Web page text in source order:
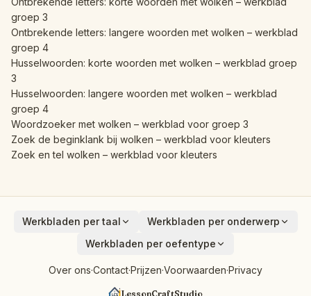
groep 3
Ontbrekende letters: langere woorden met wolken – werkblad
groep 4
Husselwoorden: korte woorden met wolken – werkblad groep
3
Husselwoorden: langere woorden met wolken – werkblad
groep 4
Woordzoeker met wolken – werkblad voor groep 3
Zoek de beginklank bij wolken – werkblad voor kleuters
Zoek en tel wolken – werkblad voor kleuters
Werkbladen per taal
Español
Werkbladen per onderwerp
Dieren
Fruit
Vogels
Werkbladen per oefentype
Optellen
Over ons·Contact·Prijzen·Voorwaarden·Privacy
LessonCraftStudio